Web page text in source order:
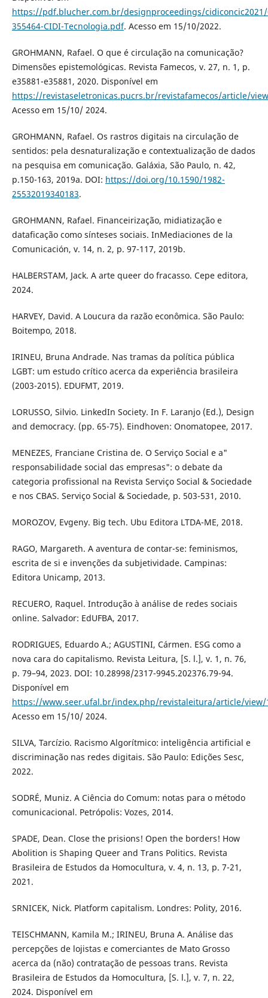
https://pdf.blucher.com.br/designproceedings/
355464-CIDI-Tecnologia.pdf. Acesso em 15/10/2022.
GROHMANN, Rafael. O que é circulação na comunicação?
Dimensões epistemológicas. Revista Famecos, v. 27, n. 1, p.
e35881-e35881, 2020. Disponível em
https://revistaseletronicas.pucrs.br/revistafamecos/article/
Acesso em 15/10/ 2024.
GROHMANN, Rafael. Os rastros digitais na circulação de
sentidos: pela desnaturalização e contextualização de dados
na pesquisa em comunicação. Galáxia, São Paulo, n. 42,
p.150-163, 2019a. DOI: https://doi.org/10.1590/1982-
25532019340183.
GROHMANN, Rafael. Financeirização, midiatização e
dataficação como sínteses sociais. InMediaciones de la
Comunicación, v. 14, n. 2, p. 97-117, 2019b.
HALBERSTAM, Jack. A arte queer do fracasso. Cepe editora,
2024.
HARVEY, David. A Loucura da razão econômica. São Paulo:
Boitempo, 2018.
IRINEU, Bruna Andrade. Nas tramas da política pública
LGBT: um estudo crítico acerca da experiência brasileira
(2003-2015). EDUFMT, 2019.
LORUSSO, Silvio. LinkedIn Society. In F. Laranjo (Ed.), Design
and democracy. (pp. 65-75). Eindhoven: Onomatopee, 2017.
MENEZES, Franciane Cristina de. O Serviço Social e a"
responsabilidade social das empresas": o debate da
categoria profissional na Revista Serviço Social & Sociedade
e nos CBAS. Serviço Social & Sociedade, p. 503-531, 2010.
MOROZOV, Evgeny. Big tech. Ubu Editora LTDA-ME, 2018.
RAGO, Margareth. A aventura de contar-se: feminismos,
escrita de si e invenções da subjetividade. Campinas:
Editora Unicamp, 2013.
RECUERO, Raquel. Introdução à análise de redes sociais
online. Salvador: EdUFBA, 2017.
RODRIGUES, Eduardo A.; AGUSTINI, Cármen. ESG como a
nova cara do capitalismo. Revista Leitura, [S. l.], v. 1, n. 76,
p. 79–94, 2023. DOI: 10.28998/2317-9945.202376.79-94.
Disponível em
https://www.seer.ufal.br/index.php/revistaleitura/article/view/
Acesso em 15/10/ 2024.
SILVA, Tarcízio. Racismo Algorítmico: inteligência artificial e
discriminação nas redes digitais. São Paulo: Edições Sesc,
2022.
SODRÉ, Muniz. A Ciência do Comum: notas para o método
comunicacional. Petrópolis: Vozes, 2014.
SPADE, Dean. Close the prisions! Open the borders! How
Abolition is Shaping Queer and Trans Politics. Revista
Brasileira de Estudos da Homocultura, v. 4, n. 13, p. 7-21,
2021.
SRNICEK, Nick. Platform capitalism. Londres: Polity, 2016.
TEISCHMANN, Kamila M.; IRINEU, Bruna A. Análise das
percepções de lojistas e comerciantes de Mato Grosso
acerca da (não) contratação de pessoas trans. Revista
Brasileira de Estudos da Homocultura, [S. l.], v. 7, n. 22,
2024. Disponível em